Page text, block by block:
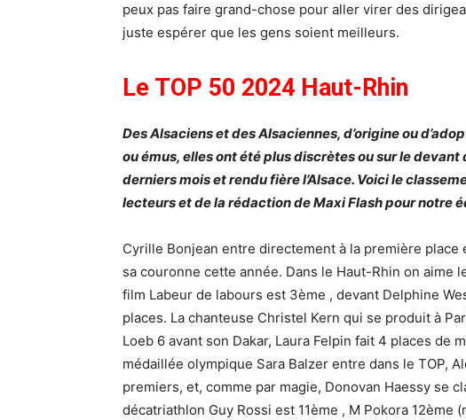
peux pas faire grand-chose pour aller virer des
juste espérer que les gens soient meilleurs.
Le TOP 50 2024 Haut-Rhin
Des Alsaciens et des Alsaciennes, d’origine ou
ou émus, elles ont été plus discrètes ou sur le
derniers mois et rendu fière l’Alsace. Voici le
lecteurs et de la rédaction de Maxi Flash pour notre
Cyrille Bonjean entre directement à la première
sa couronne cette année. Dans le Haut-Rhin on aime
film Labeur de labours est 3ème , devant Delphine
places. La chanteuse Christel Kern qui se produit à
Loeb 6 avant son Dakar, Laura Felpin fait 4 places de
médaillée olympique Sara Balzer entre dans le TOP,
premiers, et, comme par magie, Donovan Haessy se
décatriathlon Guy Rossi est 11ème , M Pokora 12ème